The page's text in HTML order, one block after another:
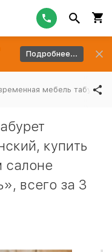
Подробнее...
мебель табурет
купить
салоне
всего за 3